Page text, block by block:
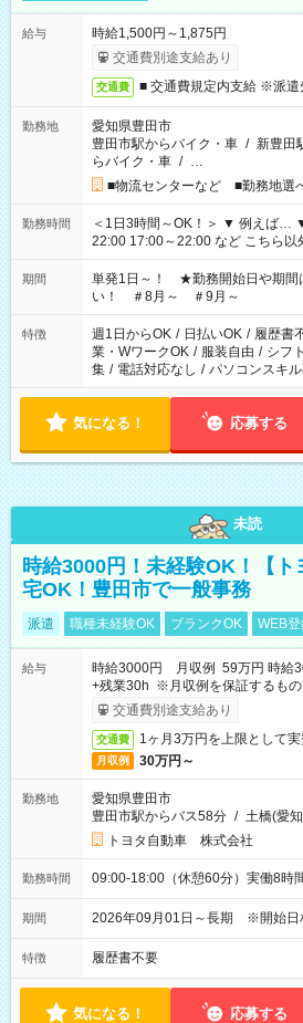
給与
時給1,500円～1,875円
交通費別途支給あり
交通費 ■ 交通費規定内支給 ※派遣
勤務地
愛知県豊田市
豊田市駅からバイク・車 / 新豊田
らバイク・車 / …
■物流センターなど ■勤務地選
勤務時間
＜1日3時間～OK！＞ ▼ 例えば… ▼ 15:00～18:00 15:00～
22:00 17:00～22:00 など こちら以外の時間もお気軽にご相談く
ださい！
期間
単発1日～！ ★勤務開始日や期間
い！ ＃8月～ ＃9月～
特徴 週1日からOK / 日払いOK / 履歴書
業・WワークOK / 服装自由 / シフ
集 / 電話対応なし / パソコンスキ
気になる！ 応募する
未読
時給3000円！未経験OK！【ト
宅OK！豊田市で一般事務
派遣 職種未経験OK ブランクOK WEB
給与
時給3000円 月収例 59万円 時給
+残業30h ※月収例を保証するもの
交通費別途支給あり
交通費 1ヶ月3万円を上限として
月収例 30万円～
勤務地
愛知県豊田市
豊田市駅からバス58分 / 土橋(愛
トヨタ自動車 株式会社
勤務時間 09:00-18:00（休憩60分）実働8時
期間 2026年09月01日～長期 ※開始日
特徴 履歴書不要
気になる！ 応募する